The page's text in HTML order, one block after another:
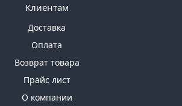
Клиентам
Доставка
Оплата
Возврат товара
Прайс лист
О компании